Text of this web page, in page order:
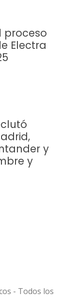
proceso
Electra
y
y
- Todos los